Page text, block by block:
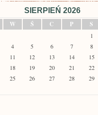
SIERPIEŃ 2026
W Ś C P S
1
4 5 6 7 8
11 12 13 14 15
18 19 20 21 22
25 26 27 28 29